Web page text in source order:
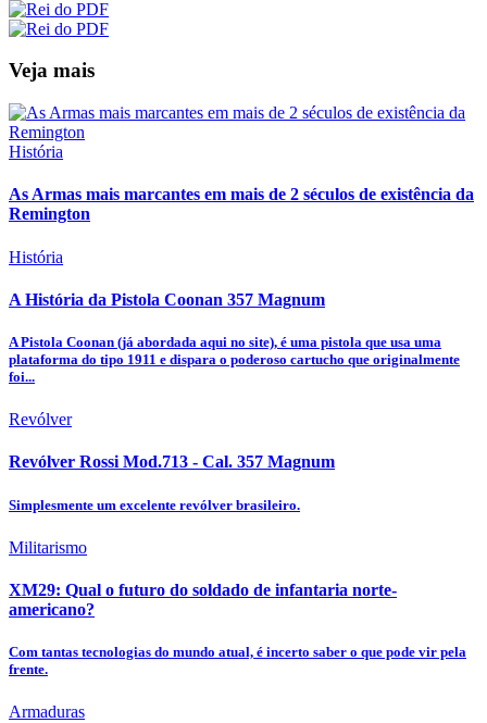
Veja mais
História
As Armas mais marcantes em mais de 2 séculos de existência da
Remington
História
A História da Pistola Coonan 357 Magnum
A Pistola Coonan (já abordada aqui no site), é uma pistola que usa uma
plataforma do tipo 1911 e dispara o poderoso cartucho que originalmente
foi...
Revólver
Revólver Rossi Mod.713 - Cal. 357 Magnum
Simplesmente um excelente revólver brasileiro.
Militarismo
XM29: Qual o futuro do soldado de infantaria norte-
americano?
Com tantas tecnologias do mundo atual, é incerto saber o que pode vir pela
frente.
Armaduras